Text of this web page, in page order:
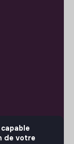
de votre